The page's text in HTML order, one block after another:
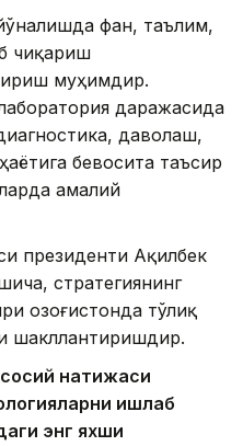
фан, таълим,
чиқариш
муҳимдир.
даражасида
даволаш,
бевосита таъсир
амалий
президенти Ақилбек
стратегиянинг
Қозоғистонда тўлиқ
шакллантиришдир.
натижаси
ишлаб
энг яхши